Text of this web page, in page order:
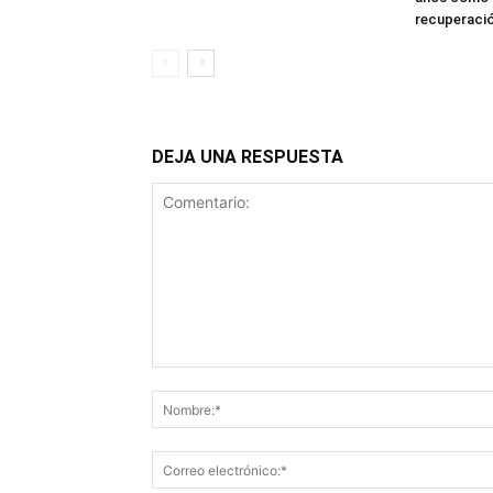
DEJA UNA RESPUESTA